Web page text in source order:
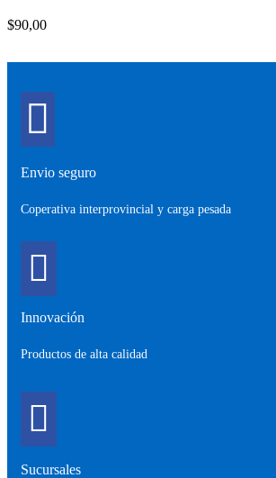
$90,00
Envio seguro
Coperativa interprovincial y carga pesada
Innovación
Productos de alta calidad
Sucursales